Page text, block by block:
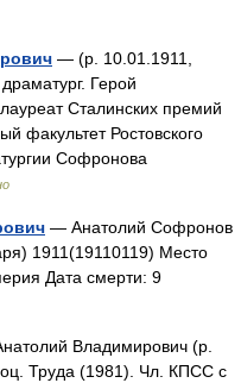
— (р. 10.01.1911,
Герой
Сталинских премий
факультет Ростовского
Софронова
— Анатолий Софронов
1911(19110119) Место
Дата смерти: 9
Владимирович (р.
Труда (1981). Чл. КПСС с